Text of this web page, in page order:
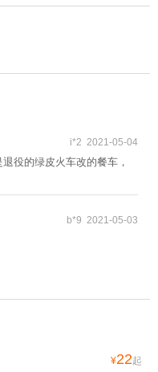
i*2 2021-05-04
役的绿皮火车改的餐车，
b*9 2021-05-03
¥22起